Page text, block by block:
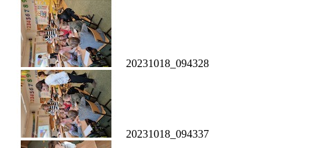
20231018_094328
20231018_094337